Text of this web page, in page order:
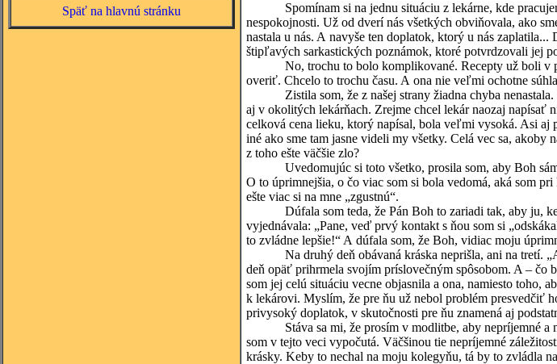
Späť na hlavnú stránku
Spomínam si na jednu situáciu z lekárne, kde
nespokojnosti. Už od dverí nás všetkých obviňovala, ako
nastala u nás. A navyše ten doplatok, ktorý u nás
štipľavých sarkastických poznámok, ktoré potvrdzovali jej
No, trochu to bolo komplikované. Recepty už boli v
overiť. Chcelo to trochu času. A ona nie veľmi ochotne
Zistila som, že z našej strany žiadna chyba nenastala.
aj v okolitých lekárňach. Zrejme chcel lekár naozaj napísať
celková cena lieku, ktorý napísal, bola veľmi vysoká. Asi aj
iné ako sme tam jasne videli my všetky. Celá vec sa, akoby
z toho ešte väčšie zlo?
Uvedomujúc si toto všetko, prosila som, aby Boh sám
O to úprimnejšia, o čo viac som si bola vedomá, aká som
ešte viac si na mne „zgustnú“.
Dúfala som teda, že Pán Boh to zariadi tak, aby ju,
vyjednávala: „Pane, veď prvý kontakt s ňou som si
to zvládne lepšie!“ A dúfala som, že Boh, vidiac moju
Na druhý deň obávaná kráska neprišla, ani na tretí.
deň opäť prihrmela svojím príslovečným spôsobom. A – čo
som jej celú situáciu vecne objasnila a ona, namiesto toho,
k lekárovi. Myslím, že pre ňu už nebol problém presvedčiť
privysoký doplatok, v skutočnosti pre ňu znamená aj
Stáva sa mi, že prosím v modlitbe, aby nepríjemné a
som v tejto veci vypočutá. Väčšinou tie nepríjemné
krásky. Keby to nechal na moju kolegyňu, tá by to zvládla